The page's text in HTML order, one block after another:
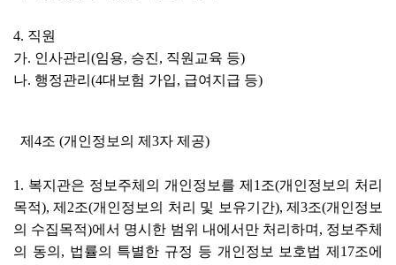
4. 직원
가. 인사관리(임용, 승진, 직원교육 등)
나. 행정관리(4대보험 가입, 급여지급 등)
제4조 (개인정보의 제3자 제공)
1. 복지관은 정보주체의 개인정보를 제1조(개인정보의 처리
목적), 제2조(개인정보의 처리 및 보유기간), 제3조(개인정보
의 수집목적)에서 명시한 범위 내에서만 처리하며, 정보주체
의 동의, 법률의 특별한 규정 등 개인정보 보호법 제17조에